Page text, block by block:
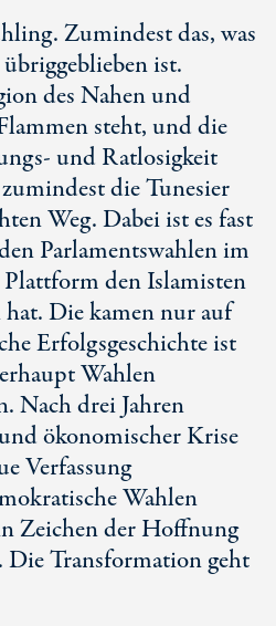
Zumindest das, was
ist.
des Nahen und
steht, und die
und Ratlosigkeit
die Tunesier
Weg. Dabei ist es fast
Parlamentswahlen im
den Islamisten
hat. Die kamen nur auf
Erfolgsgeschichte ist
Wahlen
Nach drei Jahren
ökonomischer Krise
Verfassung
Wahlen
Zeichen der Hoffnung
Die Transformation geht